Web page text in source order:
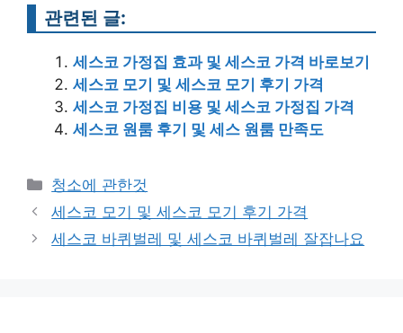
관련된 글:
세스코 가정집 효과 및 세스코 가격 바로보기
세스코 모기 및 세스코 모기 후기 가격
세스코 가정집 비용 및 세스코 가정집 가격
세스코 원룸 후기 및 세스 원룸 만족도
Categories
청소에 관한것
Post
navigation
세스코 모기 및 세스코 모기 후기 가격
세스코 바퀴벌레 및 세스코 바퀴벌레 잘잡나요